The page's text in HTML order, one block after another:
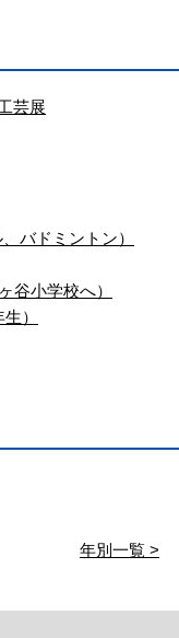
芸展
バドミントン）
谷小学校へ）
）
年別一覧 >